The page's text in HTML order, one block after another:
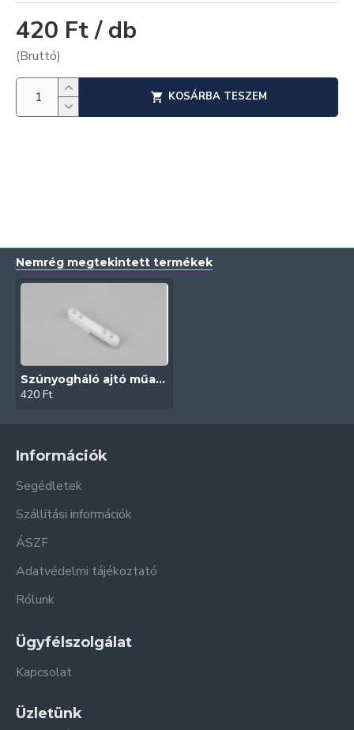
420 Ft / db
(Bruttó)
KOSÁRBA TESZEM
Nemrég megtekintett termékek
Szúnyogháló ajtó műanyag forgózsanér (Fehér)
420 Ft
Információk
Segédletek
Szállítási információk
ÁSZF
Adatvédelmi tájékoztató
Rólunk
Ügyfélszolgálat
Kapcsolat
Üzletünk